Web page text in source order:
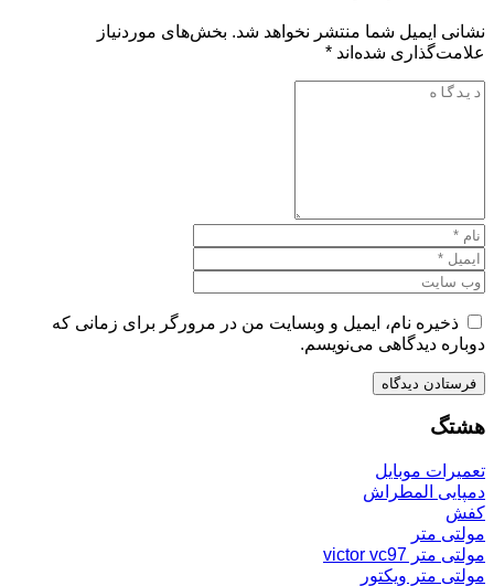
نشانی ایمیل شما منتشر نخواهد شد. بخش‌های موردنیاز
علامت‌گذاری شده‌اند *
ذخیره نام، ایمیل و وبسایت من در مرورگر برای زمانی که
دوباره دیدگاهی می‌نویسم.
هشتگ
تعمیرات موبایل
دمپایی المطراش
کفش
مولتی متر
مولتی متر victor vc97
مولتی متر ویکتور